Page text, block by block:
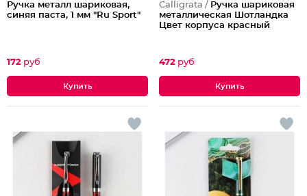
Ручка металл шариковая,
синяя паста, 1 мм "Ru Sport"
172 руб
Calligrata / Ручка шариковая
металлическая Шотландка
Цвет корпуса красный
472 руб